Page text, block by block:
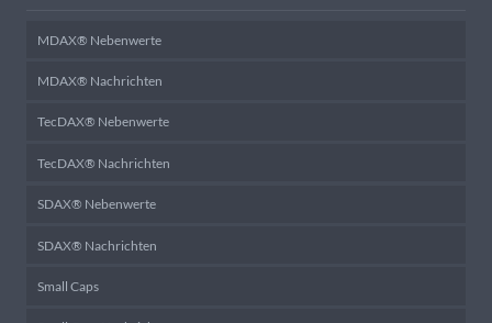
MDAX® Nebenwerte
MDAX® Nachrichten
TecDAX® Nebenwerte
TecDAX® Nachrichten
SDAX® Nebenwerte
SDAX® Nachrichten
Small Caps